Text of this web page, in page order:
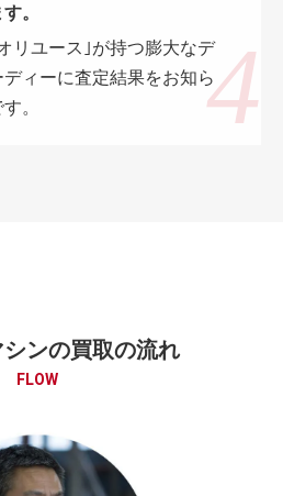
。
リユース｣が持つ膨大なデ
ィーに査定結果をお知ら
。
シンの買取の流れ
FLOW